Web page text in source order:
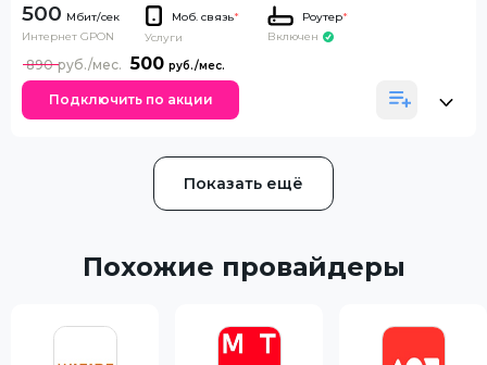
500
Интернет GPON
Моб. связь*
Услуги
Роутер*
Включен
500
890
Подключить по акции
Показать ещё
Похожие провайдеры